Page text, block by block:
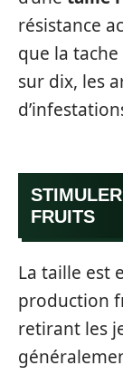
résistance
que la
sur dix, les
FRUITS
La taille est
production
retirant les